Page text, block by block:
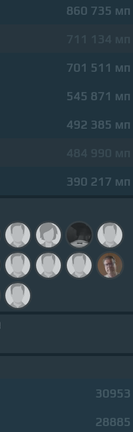
860 735 мп
701 511 мп
545 871 мп
492 385 мп
390 217 мп
30953
28885